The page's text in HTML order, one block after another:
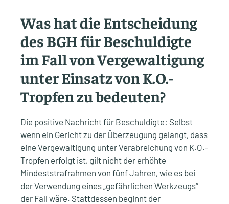
Was hat die Entscheidung
des BGH für Beschuldigte
im Fall von Vergewaltigung
unter Einsatz von K.O.-
Tropfen zu bedeuten?
Die positive Nachricht für Beschuldigte: Selbst
wenn ein Gericht zu der Überzeugung gelangt, dass
eine Vergewaltigung unter Verabreichung von K.O.-
Tropfen erfolgt ist, gilt nicht der erhöhte
Mindeststrafrahmen von fünf Jahren, wie es bei
der Verwendung eines „gefährlichen Werkzeugs“
der Fall wäre. Stattdessen beginnt der